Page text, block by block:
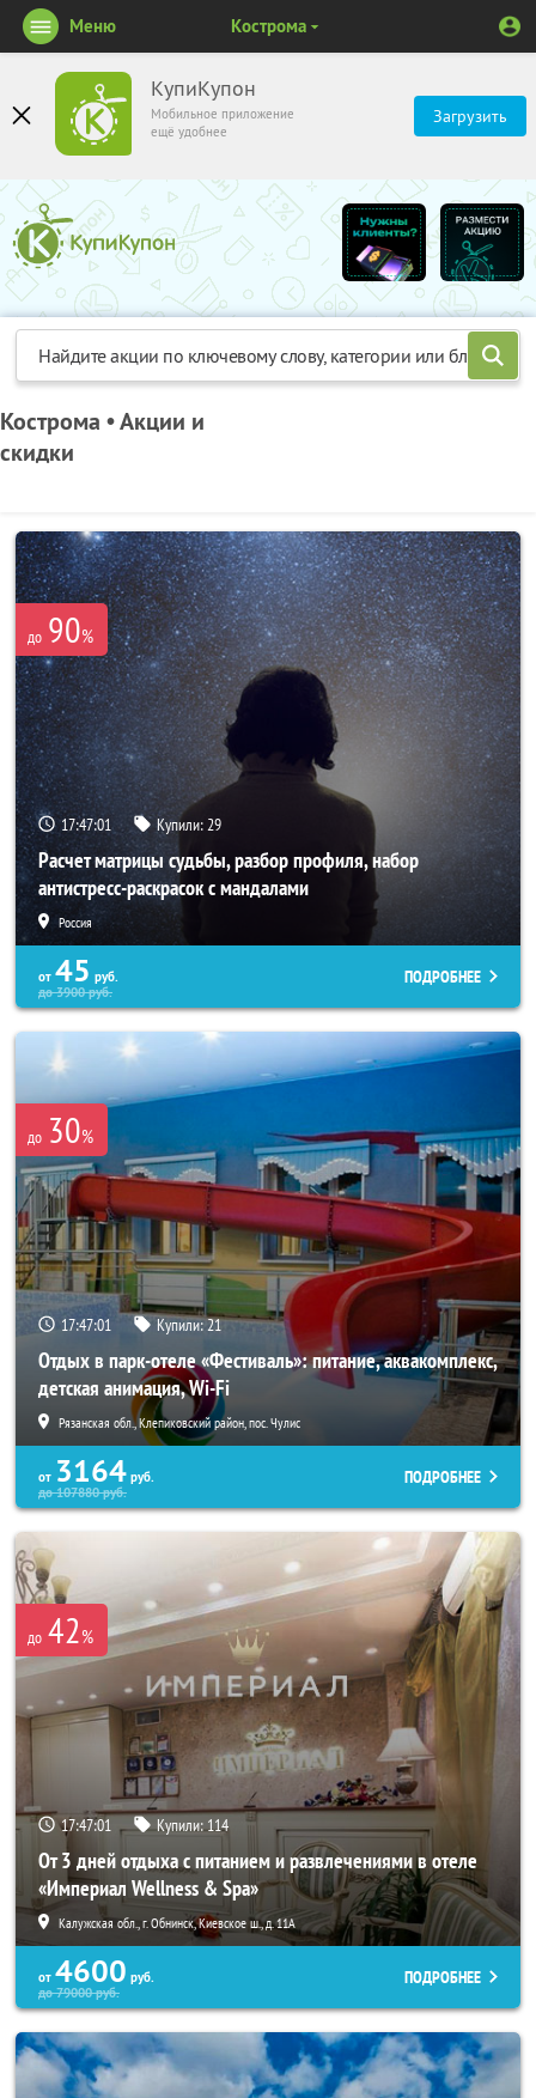
КупиКупон
Мобильное приложение
ещё удобнее
Загрузить
Меню Кострома
Кострома • Акции и
скидки
до 90%
17:46:57 Купили:29
Расчет матрицы судьбы, разбор профиля, набор
антистресс-раскрасок с мандалами
Россия
от 45 руб.
до3900руб.
ПОДРОБНЕЕ
до 30%
17:46:57 Купили:21
Отдых в парк-отеле «Фестиваль»: питание, аквакомплекс,
детская анимация, Wi-Fi
Рязанская обл., Клепиковский район, пос. Чулис
от 3164 руб.
до107880руб.
ПОДРОБНЕЕ
до 42%
17:46:57 Купили:114
От 3 дней отдыха с питанием и развлечениями в отеле
«Империал Wellness & Spa»
Калужская обл., г. Обнинск, Киевское ш., д. 11А
от 4600 руб.
до79000руб.
ПОДРОБНЕЕ